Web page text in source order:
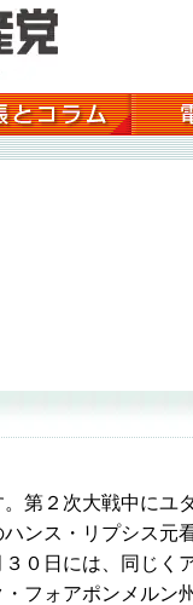
第２次大戦中にユ
ンス・リプシス元
０日には、同じく
フォアポンメルン